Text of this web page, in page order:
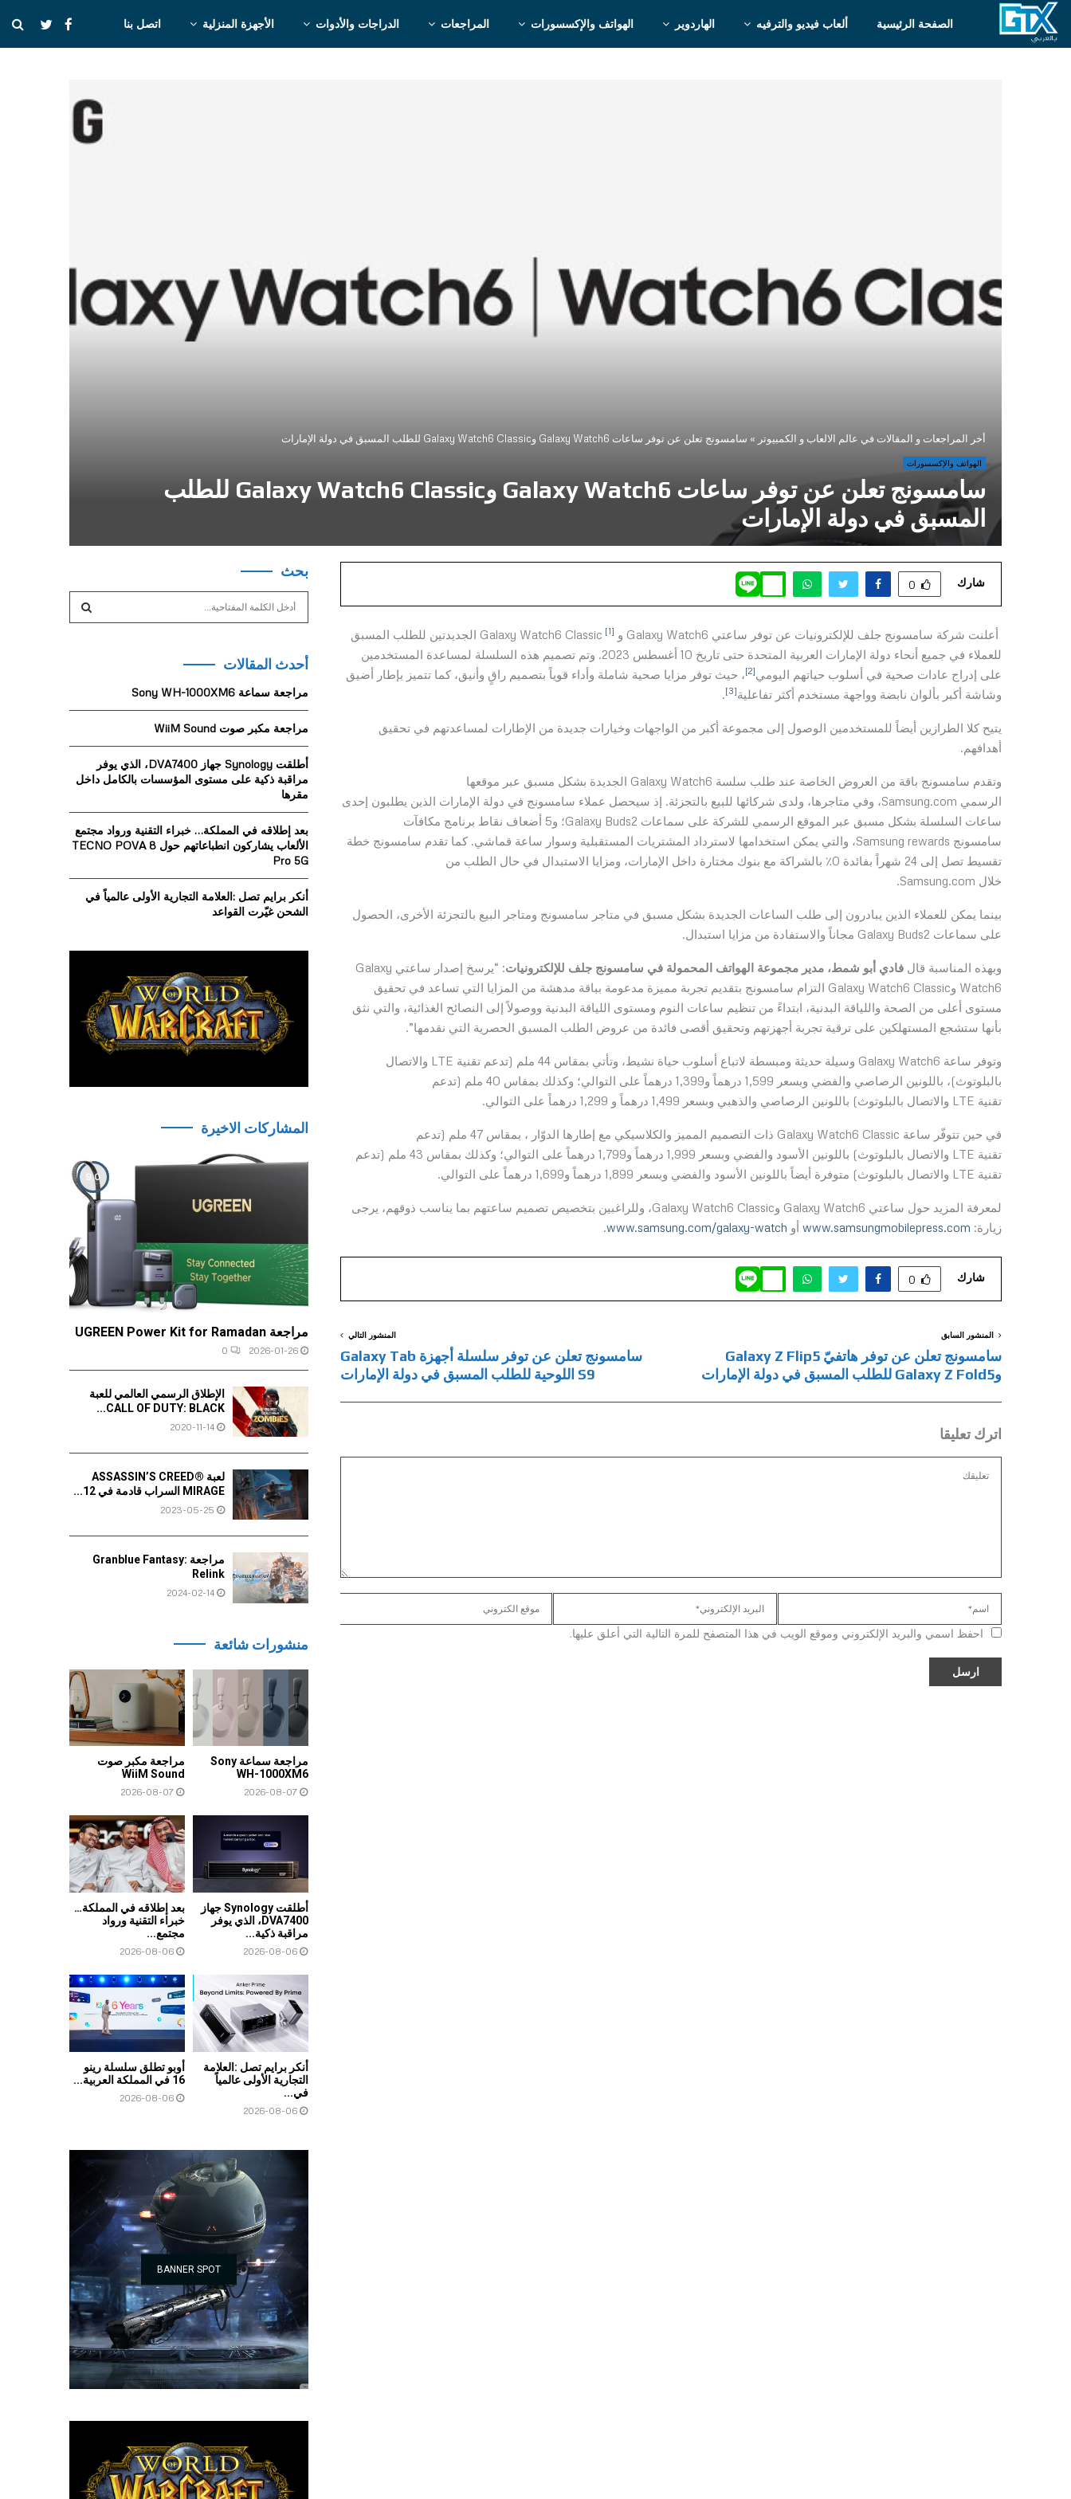
الصفحة الرئيسية ألعاب فيديو والترفيه الهاردوير الهواتف والإكسسورات المراجعات الدراجات والأدوات الأجهزة المنزلية اتصل بنا
أخر المراجعات و المقالات في عالم الالعاب و الكمبيوتر » سامسونج تعلن عن توفر ساعات Galaxy Watch6 وGalaxy Watch6 Classic للطلب المسبق في دولة الإمارات
الهواتف والإكسسورات
سامسونج تعلن عن توفر ساعات Galaxy Watch6 وGalaxy Watch6 Classic للطلب
المسبق في دولة الإمارات
شارك 0
أعلنت شركة سامسونج جلف للإلكترونيات عن توفر ساعتي Galaxy Watch6 و Galaxy Watch6 Classic [1]
الجديدتين للطلب المسبق
للعملاء في جميع أنحاء دولة الإمارات العربية المتحدة حتى تاريخ 10 أغسطس 2023. وتم تصميم هذه السلسلة لمساعدة المستخدمين
على إدراج عادات صحية في أسلوب حياتهم اليومي[2]
، حيث توفر مزايا صحية شاملة وأداء قوياً بتصميم راقٍ وأنيق، كما تتميز بإطار أضيق
وشاشة أكبر بألوان نابضة وواجهة مستخدم أكثر تفاعلية[3]
يتيح كلا الطرازين أيضاً للمستخدمين الوصول إلى مجموعة أكبر من الواجهات وخيارات جديدة من الإطارات لمساعدتهم في تحقيق
أهدافهم.
وتقدم سامسونج باقة من العروض الخاصة عند طلب سلسة Galaxy Watch6 الجديدة بشكل مسبق عبر موقعها
الرسمي Samsung.com، وفي متاجرها، ولدى شركائها للبيع بالتجزئة. إذ سيحصل عملاء سامسونج في دولة الإمارات الذين يطلبون إحدى
ساعات السلسلة بشكل مسبق عبر الموقع الرسمي للشركة على سماعات Galaxy Buds2؛ و5 أضعاف نقاط برنامج مكافآت
سامسونج Samsung rewards، والتي يمكن استخدامها لاسترداد المشتريات المستقبلية وسوار ساعة قماشي. كما تقدم سامسونج خطة
تقسيط تصل إلى 24 شهراً بفائدة 0٪ بالشراكة مع بنوك مختارة داخل الإمارات، ومزايا الاستبدال في حال الطلب من
خلال Samsung.com.
بينما يمكن للعملاء الذين يبادرون إلى طلب الساعات الجديدة بشكل مسبق في متاجر سامسونج ومتاجر البيع بالتجزئة الأخرى، الحصول
على سماعات Galaxy Buds2 مجاناً والاستفادة من مزايا استبدال.
وبهذه المناسبة قال فادي أبو شمط، مدير مجموعة الهواتف المحمولة في سامسونج جلف للإلكترونيات
: “يرسخ إصدار ساعتي Galaxy
Watch6
وGalaxy Watch6 Classic التزام سامسونج بتقديم تجربة مميزة مدعومة بباقة مدهشة من المزايا التي تساعد في تحقيق
مستوى أعلى من الصحة واللياقة البدنية، ابتداءً من تنظيم ساعات النوم ومستوى اللياقة البدنية ووصولاً إلى النصائح الغذائية، والتي نثق
بأنها ستشجع المستهلكين على ترقية تجربة أجهزتهم وتحقيق أقصى فائدة من عروض الطلب المسبق الحصرية التي نقدمها”.
وتوفر ساعة Galaxy Watch6 وسيلة حديثة ومبسطة لاتباع أسلوب حياة نشيط، وتأتي بمقاس 44 ملم (تدعم تقنية LTE والاتصال
بالبلوتوث)، باللونين الرصاصي والفضي وبسعر 1,599 درهماً و1,399 درهماً على التوالي؛ وكذلك بمقاس 40 ملم (تدعم
تقنية LTE والاتصال بالبلوتوث) باللونين الرصاصي والذهبي وبسعر 1,499 درهماً و 1,299 درهماً على التوالي.
في حين تتوفّر ساعة Galaxy Watch6 Classic ذات التصميم المميز والكلاسيكي مع إطارها الدوّار ، بمقاس 47 ملم (تدعم
تقنية LTE والاتصال بالبلوتوث) باللونين الأسود والفضي وبسعر 1,999 درهماً و1,799 درهماً على التوالي؛ وكذلك بمقاس 43 ملم (تدعم
تقنية LTE والاتصال بالبلوتوث) متوفرة أيضاً باللونين الأسود والفضي وبسعر 1,899 درهماً و1,699 درهماً على التوالي.
لمعرفة المزيد حول ساعتي Galaxy Watch6
وGalaxy Watch6 Classic، وللراغبين بتخصيص تصميم ساعتهم بما يناسب ذوقهم، يرجى
زيارة: www.samsungmobilepress.com أو www.samsung.com/galaxy-watch
شارك 0
المنشور السابق
سامسونج تعلن عن توفر هاتفيّ Galaxy Z Flip5
وGalaxy Z Fold5 للطلب المسبق في دولة الإمارات
المنشور التالي
سامسونج تعلن عن توفر سلسلة أجهزة Galaxy Tab
S9 اللوحية للطلب المسبق في دولة الإمارات
اترك تعليقا
احفظ اسمي والبريد الإلكتروني وموقع الويب في هذا المتصفح للمرة التالية التي أعلق عليها.
بحث
c
f
r
:
أحدث المقالات
مراجعة سماعة Sony WH-1000XM6
مراجعة مكبر صوت WiiM Sound
أطلقت Synology جهاز DVA7400، الذي يوفر
مراقبة ذكية على مستوى المؤسسات بالكامل داخل
مقرها
بعد إطلاقه في المملكة… خبراء التقنية ورواد مجتمع
الألعاب يشاركون انطباعاتهم حول TECNO POVA 8
Pro 5G
أنكر برايم تصل :العلامة التجارية الأولى عالمياً في
الشحن غيّرت القواعد
المشاركات الاخيرة
مراجعة UGREEN Power Kit for Ramadan
2026-01-26
0
9.0
الإطلاق الرسمي العالمي للعبة
CALL OF DUTY: BLACK...
2020-11-14
لعبة ASSASSIN’S CREED®
MIRAGE السراب قادمة في 12...
2023-05-25
مراجعة Granblue Fantasy:
Relink
2024-02-14
منشورات شائعة
مراجعة سماعة Sony
WH-1000XM6
2026-08-07
مراجعة مكبر صوت
WiiM Sound
2026-08-07
أطلقت Synology جهاز
DVA7400، الذي يوفر
مراقبة ذكية...
2026-08-06
بعد إطلاقه في المملكة…
خبراء التقنية ورواد
مجتمع...
2026-08-06
أنكر برايم تصل :العلامة
التجارية الأولى عالمياً
في...
2026-08-06
أوبو تطلق سلسلة رينو
16 في المملكة العربية...
2026-08-06
BANNER SPOT